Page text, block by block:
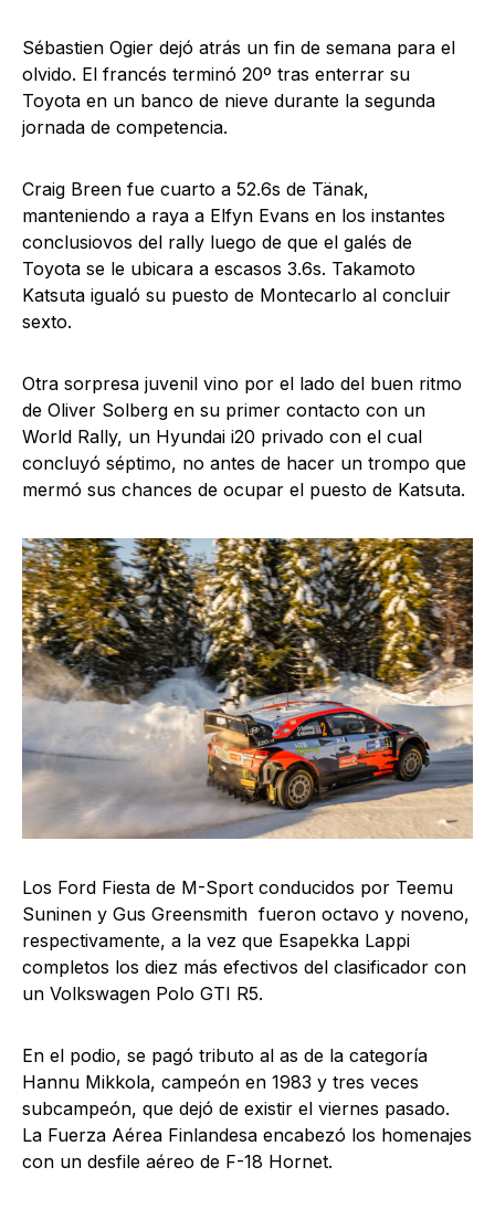
Sébastien Ogier dejó atrás un fin de semana para el
olvido. El francés terminó 20º tras enterrar su
Toyota en un banco de nieve durante la segunda
jornada de competencia.
Craig Breen fue cuarto a 52.6s de Tänak,
manteniendo a raya a Elfyn Evans en los instantes
conclusiovos del rally luego de que el galés de
Toyota se le ubicara a escasos 3.6s. Takamoto
Katsuta igualó su puesto de Montecarlo al concluir
sexto.
Otra sorpresa juvenil vino por el lado del buen ritmo
de Oliver Solberg en su primer contacto con un
World Rally, un Hyundai i20 privado con el cual
concluyó séptimo, no antes de hacer un trompo que
mermó sus chances de ocupar el puesto de Katsuta.
Los Ford Fiesta de M-Sport conducidos por Teemu
Suninen y Gus Greensmith fueron octavo y noveno,
respectivamente, a la vez que Esapekka Lappi
completos los diez más efectivos del clasificador con
un Volkswagen Polo GTI R5.
En el podio, se pagó tributo al as de la categoría
Hannu Mikkola, campeón en 1983 y tres veces
subcampeón, que dejó de existir el viernes pasado.
La Fuerza Aérea Finlandesa encabezó los homenajes
con un desfile aéreo de F-18 Hornet.